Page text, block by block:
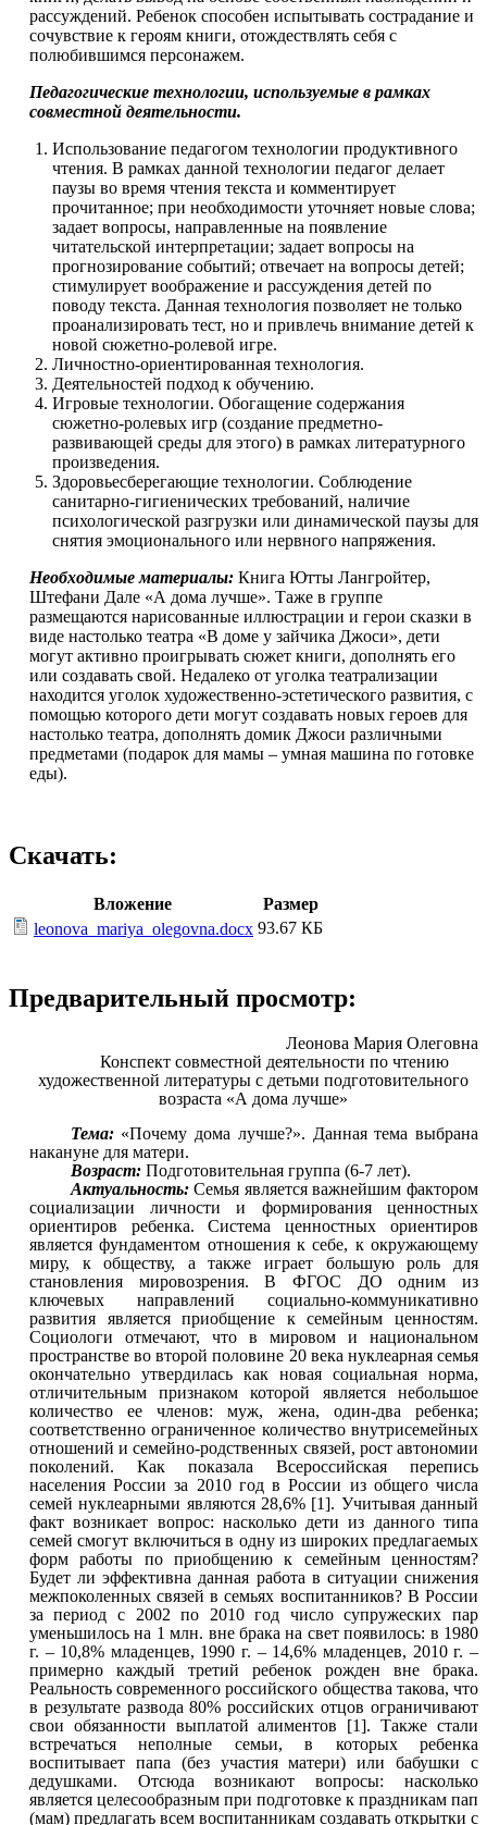
рассуждений. Ребенок способен испытывать сострадание и
сочувствие к героям книги, отождествлять себя с
полюбившимся персонажем.
Педагогические технологии, используемые в рамках
совместной деятельности.
Использование педагогом технологии продуктивного
чтения. В рамках данной технологии педагог делает
паузы во время чтения текста и комментирует
прочитанное; при необходимости уточняет новые слова;
задает вопросы, направленные на появление
читательской интерпретации; задает вопросы на
прогнозирование событий; отвечает на вопросы детей;
стимулирует воображение и рассуждения детей по
поводу текста. Данная технология позволяет не только
проанализировать тест, но и привлечь внимание детей к
новой сюжетно-ролевой игре.
Личностно-ориентированная технология.
Деятельностей подход к обучению.
Игровые технологии. Обогащение содержания
сюжетно-ролевых игр (создание предметно-
развивающей среды для этого) в рамках литературного
произведения.
Здоровьесберегающие технологии. Соблюдение
санитарно-гигиенических требований, наличие
психологической разгрузки или динамической паузы для
снятия эмоционального или нервного напряжения.
Необходимые материалы:Книга Ютты Лангройтер,
Штефани Дале «А дома лучше». Таже в группе
размещаются нарисованные иллюстрации и герои сказки в
виде настолько театра «В доме у зайчика Джоси», дети
могут активно проигрывать сюжет книги, дополнять его
или создавать свой. Недалеко от уголка театрализации
находится уголок художественно-эстетического развития, с
помощью которого дети могут создавать новых героев для
настолько театра, дополнять домик Джоси различными
предметами (подарок для мамы – умная машина по готовке
еды).
Скачать:
Вложение
Размер
leonova_mariya_olegovna.docx 93.67 КБ
Предварительный просмотр:
Леонова Мария Олеговна
Конспект совместной деятельности по чтению
художественной литературы с детьми подготовительного
возраста «А дома лучше»
Тема:«Почему дома лучше?». Данная тема выбрана
накануне для матери.
Возраст: Подготовительная группа (6-7 лет).
Актуальность:Семья является важнейшим фактором
социализации личности и формирования ценностных
ориентиров ребенка. Система ценностных ориентиров
является фундаментом отношения к себе, к окружающему
миру, к обществу, а также играет большую роль для
становления мировозрения. В ФГОС ДО одним из
ключевых направлений социально-коммуникативно
развития является приобщение к семейным ценностям.
Социологи отмечают, что в мировом и национальном
пространстве во второй половине 20 века нуклеарная семья
окончательно утвердилась как новая социальная норма,
отличительным признаком которой является небольшое
количество ее членов: муж, жена, один-два ребенка;
соответственно ограниченное количество внутрисемейных
отношений и семейно-родственных связей, рост автономии
поколений. Как показала Всероссийская перепись
населения России за 2010 год в России из общего числа
семей нуклеарными являются 28,6% [1]. Учитывая данный
факт возникает вопрос: насколько дети из данного типа
семей смогут включиться в одну из широких предлагаемых
форм работы по приобщению к семейным ценностям?
Будет ли эффективна данная работа в ситуации снижения
межпоколенных связей в семьях воспитанников? В России
за период с 2002 по 2010 год число супружеских пар
уменьшилось на 1 млн. вне брака на свет появилось: в 1980
г. – 10,8% младенцев, 1990 г. – 14,6% младенцев, 2010 г. –
примерно каждый третий ребенок рожден вне брака.
Реальность современного российского общества такова, что
в результате развода 80% российских отцов ограничивают
свои обязанности выплатой алиментов [1]. Также стали
встречаться неполные семьи, в которых ребенка
воспитывает папа (без участия матери) или бабушки с
дедушками. Отсюда возникают вопросы: насколько
является целесообразным при подготовке к праздникам пап
(мам) предлагать всем воспитанникам создавать открытки с